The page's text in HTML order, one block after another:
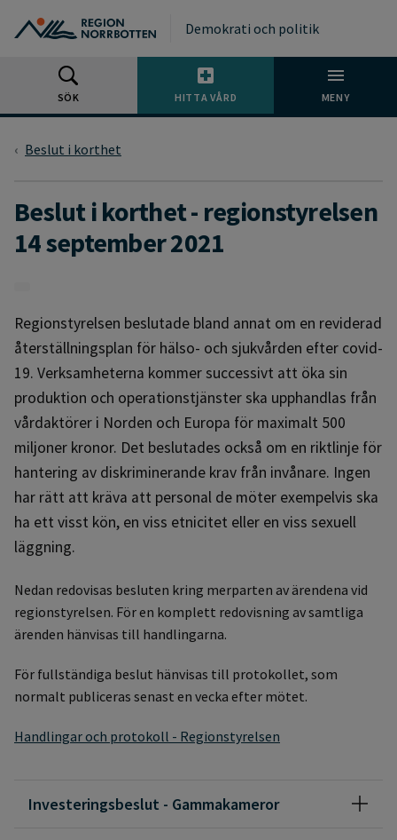
Demokrati och politik
SÖK HITTA VÅRD MENY
Beslut i korthet
Beslut i korthet - regionstyrelsen
14 september 2021
Regionstyrelsen beslutade bland annat om en reviderad
återställningsplan för hälso- och sjukvården efter covid-
19. Verksamheterna kommer successivt att öka sin
produktion och operationstjänster ska upphandlas från
vårdaktörer i Norden och Europa för maximalt 500
miljoner kronor. Det beslutades också om en riktlinje för
hantering av diskriminerande krav från invånare. Ingen
har rätt att kräva att personal de möter exempelvis ska
ha ett visst kön, en viss etnicitet eller en viss sexuell
läggning.
Nedan redovisas besluten kring merparten av ärendena vid
regionstyrelsen. För en komplett redovisning av samtliga
ärenden hänvisas till handlingarna.
För fullständiga beslut hänvisas till protokollet, som
normalt publiceras senast en vecka efter mötet.
Handlingar och protokoll - Regionstyrelsen
Investeringsbeslut - Gammakameror